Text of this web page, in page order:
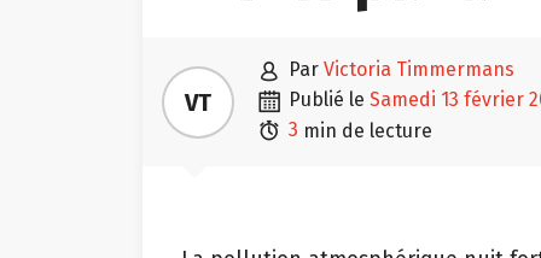
 Victoria Timmermans
 publié le samedi 13 février
 3
La pollution atmosphérique nuit